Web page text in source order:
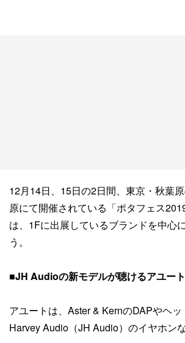
12月14日、15日の2日間、東京・秋葉
原にて開催されている「ポタフェス
は、1Fに出展しているブランドを中心
う。
■JH Audioの新モデルが聴けるアユー
アユートは、Aster & KernのDAPやヘ
Harvey Audio（JH Audio）のイヤホン